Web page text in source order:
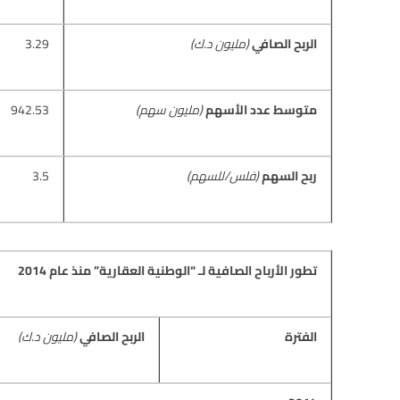
الربح الصافي(مليون د.ك) 3.29
متوسط عدد الأسهم(مليون سهم) 942.53
ربح السهم(فلس/للسهم) 3.5
تطور الأرباح الصافية لـ “الوطنية العقارية” منذ عام2014
الفترة الربح الصافي(مليون د.ك)